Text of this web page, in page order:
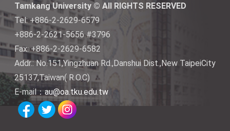
Tamkang University © All RIGHTS RESERVED
Tel: +886-2-2629-6579
+886-2-2621-5656 #3796
Fax: +886-2-2629-6582
Addr.: No.151,Yingzhuan Rd.,Danshui Dist.,New TaipeiCity
25137,Taiwan( R.O.C)
E-mail：au@oa.tku.edu.tw